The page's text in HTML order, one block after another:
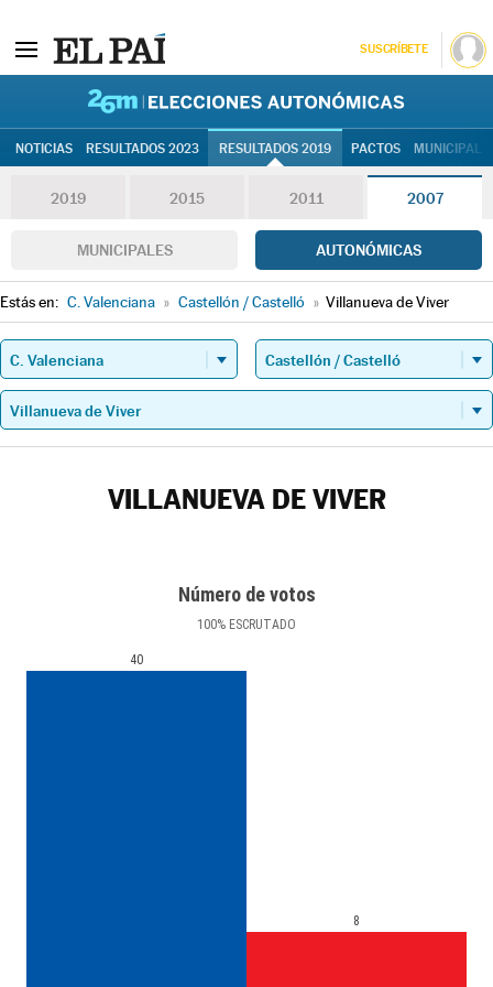
SUSCRÍBETE
NOTICIAS RESULTADOS 2023 RESULTADOS 2019 PACTOS
2019 2015 2011 2007
MUNICIPALES AUTONÓMICAS
Estás en: C. Valenciana » Castellón / Castelló » Villanueva de Viver
VILLANUEVA DE VIVER
Número de votos
100% ESCRUTADO
40
8